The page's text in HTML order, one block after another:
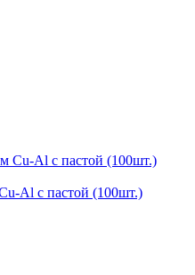
Al с пастой (100шт.)